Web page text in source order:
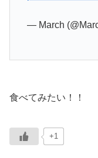
— March
食べてみたい！！
+1